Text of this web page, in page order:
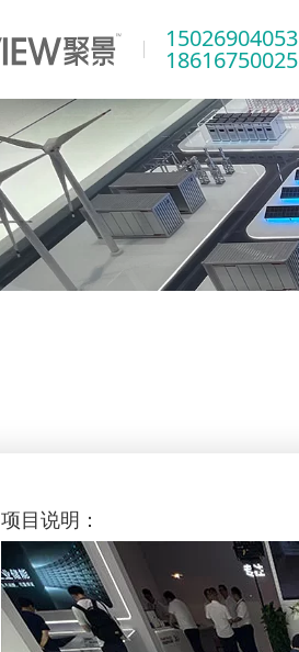
15026904053
18616750025
项目说明：